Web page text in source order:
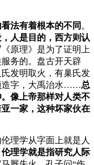
法有着根本的不同。
人是目的，西方则认
原理》是为了证明上
务的。盘古开天辟
发明取火，有巢氏发
造字，大禹治水……总
像上帝那样对人类不
一家，这种坏家伙在
理学从字面上就是人
理学就是指研究人际